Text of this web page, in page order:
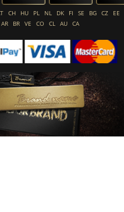
CH HU PL NL DK FI SE BG CZ
EE
AR BR VE CO CL AU CA